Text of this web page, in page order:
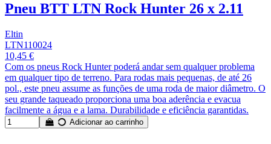
Pneu BTT LTN Rock Hunter 26 x 2.11
Eltin
LTN110024
10,45 €
Com os pneus Rock Hunter poderá andar sem qualquer problema
em qualquer tipo de terreno. Para rodas mais pequenas, de até 26
pol., este pneu assume as funções de uma roda de maior diâmetro. O
seu grande taqueado proporciona uma boa aderência e evacua
facilmente a água e a lama. Durabilidade e eficiência garantidas.
Adicionar ao carrinho